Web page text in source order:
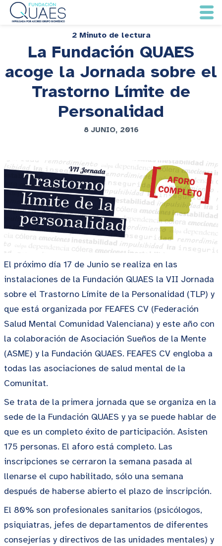
2 Minuto de lectura
La Fundación QUAES
acoge la Jornada sobre el
Trastorno Límite de
Personalidad
8 JUNIO, 2016
El próximo día 17 de Junio se realiza en las
instalaciones de la Fundación QUAES la VII Jornada
sobre el Trastorno Límite de la Personalidad (TLP) y
que está organizada por FEAFES CV (Federación
Salud Mental Comunidad Valenciana) y este año con
la colaboración de Asociación Sueños de la Mente
(ASME) y la Fundación QUAES. FEAFES CV engloba a
todas las asociaciones de salud mental de la
Comunitat.
Se trata de la primera jornada que se organiza en la
sede de la Fundación QUAES y ya se puede hablar de
que es un completo éxito de participación. Asisten
175 personas. El aforo está completo. Las
inscripciones se cerraron la semana pasada al
llenarse el cupo habilitado, sólo una semana
después de haberse abierto el plazo de inscripción.
El 80% son profesionales sanitarios (psicólogos,
psiquiatras, jefes de departamentos de diferentes
consejerías y directivos de las unidades mentales) y